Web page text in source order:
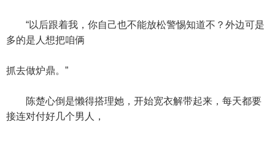
“以后跟着我，你自己也不能放松警惕知道不？外边可是
多的是人想把咱俩
抓去做炉鼎。”
陈楚心倒是懒得搭理她，开始宽衣解带起来，每天都要
接连对付好几个男人，